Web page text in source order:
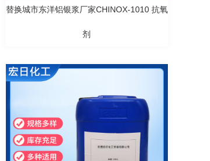
替换城市东洋铝银浆厂家CHINOX-1010 抗氧
剂